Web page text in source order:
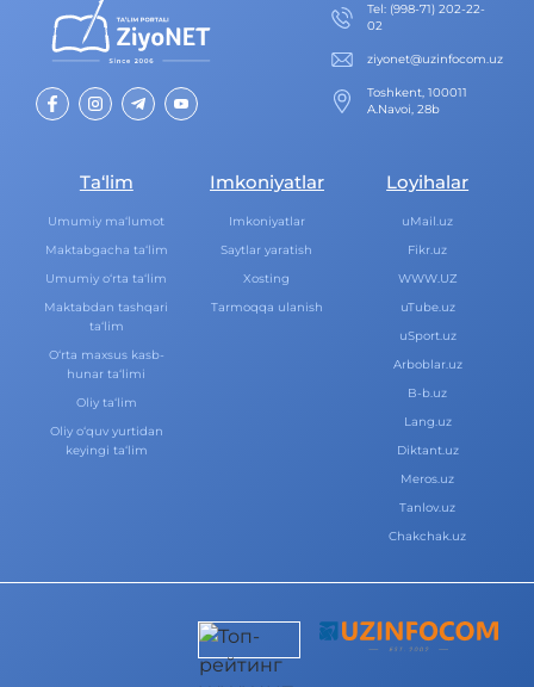
Теl: (998-71) 202-22-
02
ziyonet@uzinfocom.uz
Toshkent, 100011
A.Navoi, 28b
Ta‘lim
Umumiy ma‘lumot
Maktabgacha ta‘lim
Umumiy o‘rta ta‘lim
Maktabdan tashqari
ta‘lim
O‘rta maxsus kasb-
hunar ta‘limi
Oliy ta‘lim
Oliy o‘quv yurtidan
keyingi ta‘lim
Imkoniyatlar
Imkoniyatlar
Saytlar yaratish
Xosting
Tarmoqqa ulanish
Loyihalar
uMail.uz
Fikr.uz
WWW.UZ
uTube.uz
uSport.uz
Arboblar.uz
B-b.uz
Lang.uz
Diktant.uz
Meros.uz
Tanlov.uz
Chakchak.uz